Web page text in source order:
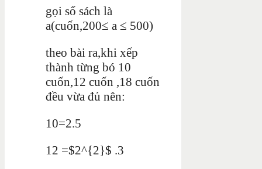
gọi số sách là
a(cuốn,200≤ a ≤ 500)
theo bài ra,khi xếp
thành từng bó 10
cuốn,12 cuốn ,18 cuốn
đều vừa đủ nên:
10=2.5
12 =$2^{2}$ .3